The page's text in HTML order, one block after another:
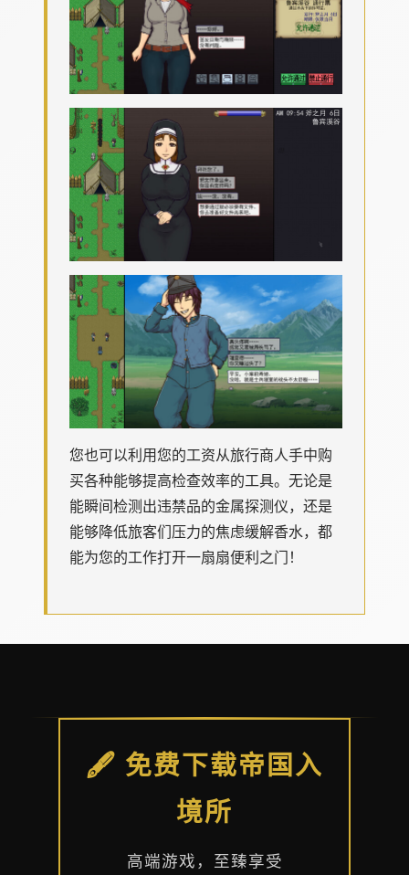
您也可以利用您的工资从旅行商人手中购
买各种能够提高检查效率的工具。无论是
能瞬间检测出违禁品的金属探测仪，还是
能够降低旅客们压力的焦虑缓解香水，都
能为您的工作打开一扇扇便利之门！
🖋️ 免费下载帝国入
境所
高端游戏，至臻享受